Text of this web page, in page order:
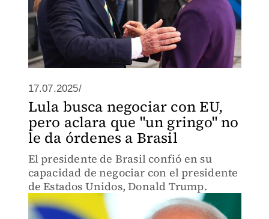
17.07.2025/
Lula busca negociar con EU,
pero aclara que "un gringo" no
le da órdenes a Brasil
El presidente de Brasil confió en su
capacidad de negociar con el presidente
de Estados Unidos, Donald Trump.